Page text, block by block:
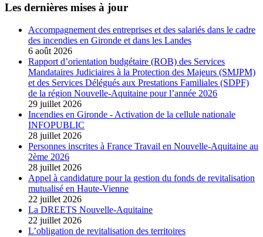
Les dernières mises à jour
Accompagnement des entreprises et des salariés dans le cadre
des incendies en Gironde et dans les Landes
6 août 2026
Rapport d’orientation budgétaire (ROB) des Services
Mandataires Judiciaires à la Protection des Majeurs (SMJPM)
et des Services Délégués aux Prestations Familiales (SDPF)
de la région Nouvelle-Aquitaine pour l’année 2026
29 juillet 2026
Incendies en Gironde - Activation de la cellule nationale
INFOPUBLIC
28 juillet 2026
Personnes inscrites à France Travail en Nouvelle-Aquitaine au
2ème 2026
28 juillet 2026
Appel à candidature pour la gestion du fonds de revitalisation
mutualisé en Haute-Vienne
22 juillet 2026
La DREETS Nouvelle-Aquitaine
22 juillet 2026
L’obligation de revitalisation des territoires